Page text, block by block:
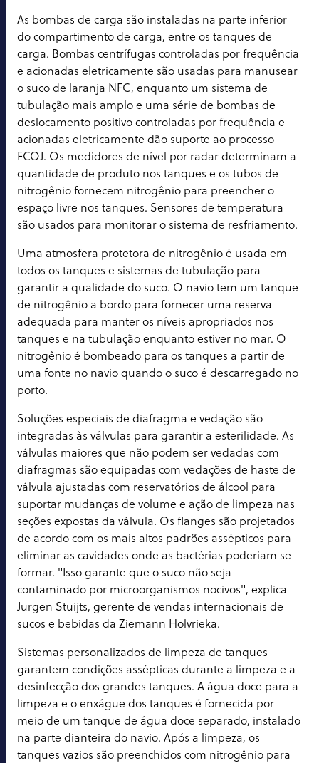
As bombas de carga são instaladas na parte inferior
do compartimento de carga, entre os tanques de
carga. Bombas centrífugas controladas por frequência
e acionadas eletricamente são usadas para manusear
o suco de laranja NFC, enquanto um sistema de
tubulação mais amplo e uma série de bombas de
deslocamento positivo controladas por frequência e
acionadas eletricamente dão suporte ao processo
FCOJ. Os medidores de nível por radar determinam a
quantidade de produto nos tanques e os tubos de
nitrogênio fornecem nitrogênio para preencher o
espaço livre nos tanques. Sensores de temperatura
são usados para monitorar o sistema de resfriamento.
Uma atmosfera protetora de nitrogênio é usada em
todos os tanques e sistemas de tubulação para
garantir a qualidade do suco. O navio tem um tanque
de nitrogênio a bordo para fornecer uma reserva
adequada para manter os níveis apropriados nos
tanques e na tubulação enquanto estiver no mar. O
nitrogênio é bombeado para os tanques a partir de
uma fonte no navio quando o suco é descarregado no
porto.
Soluções especiais de diafragma e vedação são
integradas às válvulas para garantir a esterilidade. As
válvulas maiores que não podem ser vedadas com
diafragmas são equipadas com vedações de haste de
válvula ajustadas com reservatórios de álcool para
suportar mudanças de volume e ação de limpeza nas
seções expostas da válvula. Os flanges são projetados
de acordo com os mais altos padrões assépticos para
eliminar as cavidades onde as bactérias poderiam se
formar. "Isso garante que o suco não seja
contaminado por microorganismos nocivos", explica
Jurgen Stuijts, gerente de vendas internacionais de
sucos e bebidas da Ziemann Holvrieka.
Sistemas personalizados de limpeza de tanques
garantem condições assépticas durante a limpeza e a
desinfecção dos grandes tanques. A água doce para a
limpeza e o enxágue dos tanques é fornecida por
meio de um tanque de água doce separado, instalado
na parte dianteira do navio. Após a limpeza, os
tanques vazios são preenchidos com nitrogênio para